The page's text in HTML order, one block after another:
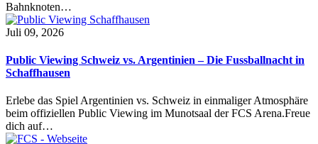
Bahnknoten…
Juli 09, 2026
Public Viewing Schweiz vs. Argentinien – Die Fussballnacht in
Schaffhausen
Erlebe das Spiel Argentinien vs. Schweiz in einmaliger Atmosphäre
beim offiziellen Public Viewing im Munotsaal der FCS Arena.Freue
dich auf…